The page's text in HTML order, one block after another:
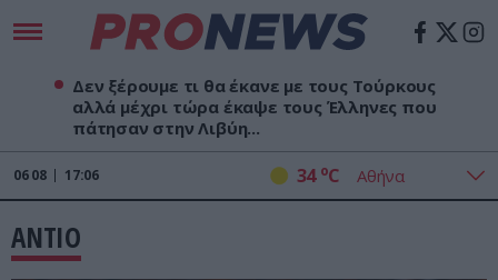
Δεν ξέρουμε τι θα έκανε με τους Τούρκους
αλλά μέχρι τώρα έκαψε τους Έλληνες που
πάτησαν στην Λιβύη...
06 08 17:06 34 oC
ΑΝΤΙΟ